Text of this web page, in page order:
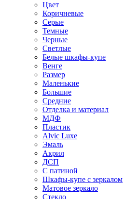
Цвет
Коричневые
Серые
Темные
Черные
Светлые
Белые шкафы-купе
Венге
Размер
Маленькие
Большие
Средние
Отделка и материал
МДФ
Пластик
Alvic Luxe
Эмаль
Акрил
ДСП
С патиной
Шкафы-купе с зеркалом
Матовое зеркало
Стекло